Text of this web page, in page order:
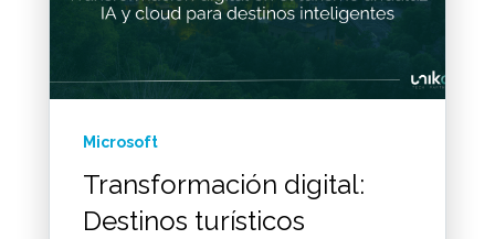
Microsoft
Transformación digital:
Destinos turísticos